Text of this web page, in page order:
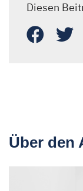
Diesen
Über den